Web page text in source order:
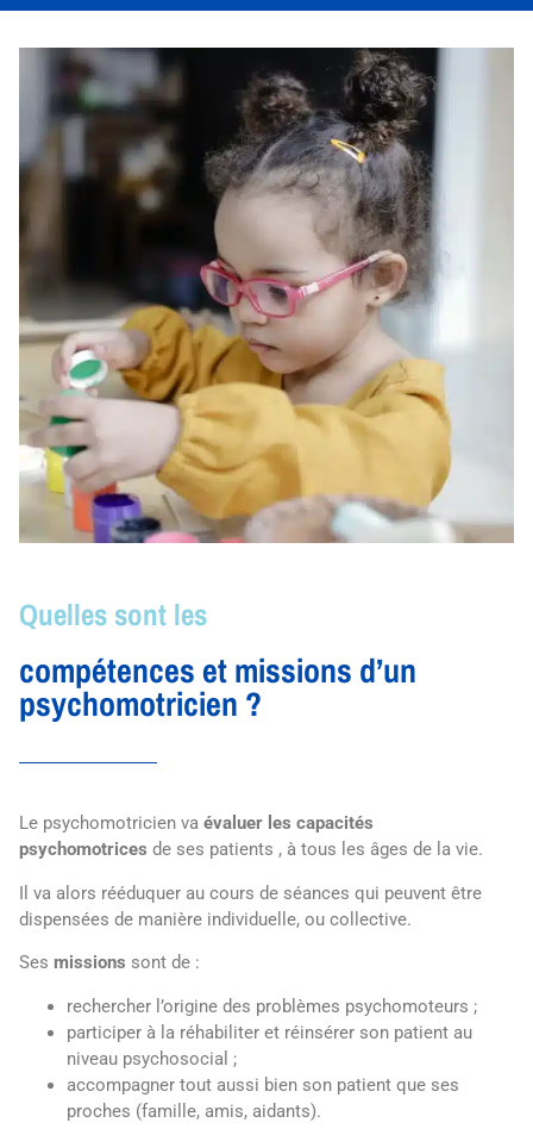
Quelles sont les
compétences et missions d’un
psychomotricien ?
Le psychomotricien va évaluer les capacités
psychomotrices de ses patients , à tous les âges de la vie.
Il va alors rééduquer au cours de séances qui peuvent être
dispensées de manière individuelle, ou collective.
Ses missions sont de :
rechercher l’origine des problèmes psychomoteurs ;
participer à la réhabiliter et réinsérer son patient au
niveau psychosocial ;
accompagner tout aussi bien son patient que ses
proches (famille, amis, aidants).